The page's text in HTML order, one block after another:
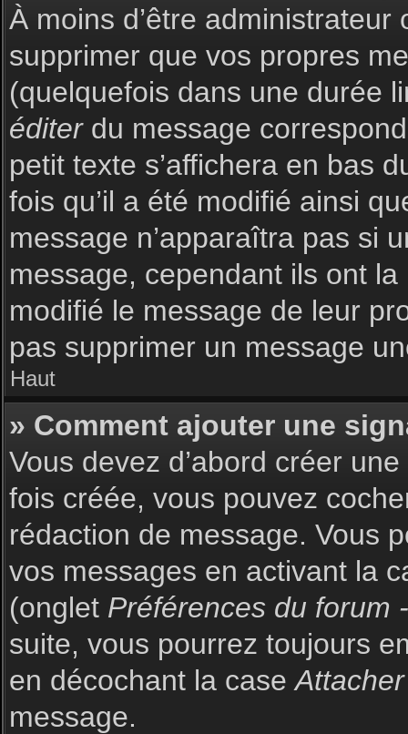
À moins d’être
supprimer que vos propres
(quelquefois dans une durée
éditerdu message
petit texte s’affichera en bas
fois qu’il a été modifié ainsi
message n’apparaîtra pas si
message, cependant ils ont
modifié le message de leur
pas supprimer un message
Haut
» Comment ajouter une
Vous devez d’abord créer
fois créée, vous pouvez
rédaction de message. Vous
vos messages en activant la
(onglet Préférences du forum
suite, vous pourrez toujours
en décochant la case
message.